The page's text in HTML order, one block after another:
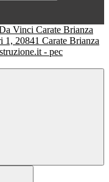
1, 20841 Carate Brianza
- pec